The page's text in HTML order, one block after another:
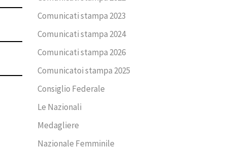
Comunicati stampa 2023
Comunicati stampa 2024
Comunicati stampa 2026
Comunicatoi stampa 2025
Consiglio Federale
Le Nazionali
Medagliere
Nazionale Femminile